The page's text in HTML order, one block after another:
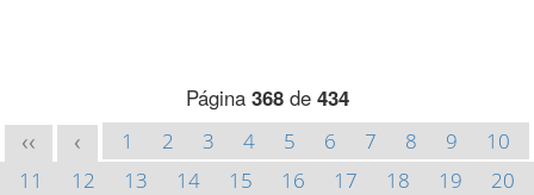
Página 368de 434
<< < 1 2 3 4 5 6 7 8 9
10
11
12 13 14 15 16 17 18 19
20